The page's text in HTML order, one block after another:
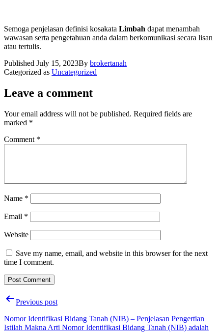
Semoga penjelasan definisi kosakata Limbah dapat menambah
wawasan serta pengetahuan anda dalam berkomunikasi secara lisan
atau tertulis.
Published July 15, 2023By brokertanah
Categorized as Uncategorized
Leave a comment
Your email address will not be published. Required fields are
marked *
Comment *
Name *
Email *
Website
Save my name, email, and website in this browser for the next
time I comment.
PostPrevious post
Nomor Identifikasi Bidang Tanah (NIB) – Penjelasan Pengertian
Istilah Makna Arti Nomor Identifikasi Bidang Tanah (NIB) adalah